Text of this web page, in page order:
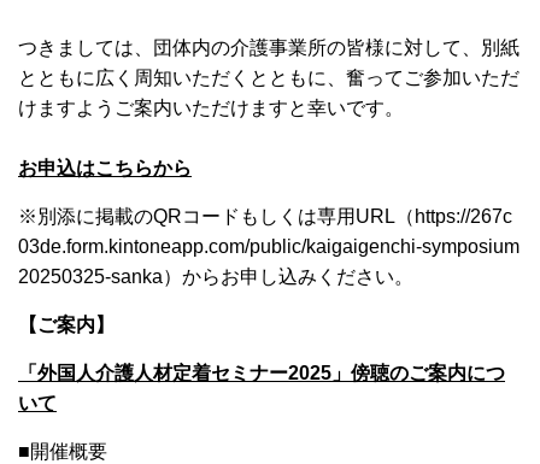
つきましては、団体内の介護事業所の皆様に対して、別紙
とともに広く周知いただくとともに、奮ってご参加いただ
けますようご案内いただけますと幸いです。
お申込はこちらから
※別添に掲載のQRコードもしくは専用URL（ https://267c
03de.form.kintoneapp.com/public/kaigaigenchi-symposium
20250325-sanka）からお申し込みください。
【ご案内】
「外国人介護人材定着セミナー2025」傍聴のご案内につ
いて
■開催概要